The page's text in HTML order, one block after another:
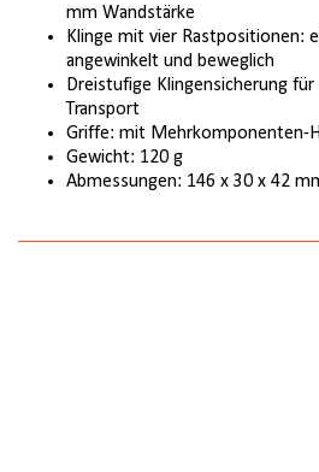
mm Wandstärke
Klinge mit vier Rastpositionen:
angewinkelt und beweglich
Dreistufige Klingensicherung
Transport
Griffe: mit Mehrkomponenten-
Gewicht: 120 g
Abmessungen: 146 x 30 x 42